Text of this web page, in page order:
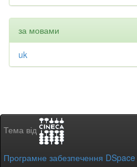
за мовами
uk
Тема від
Програмне забезпечення DSpace